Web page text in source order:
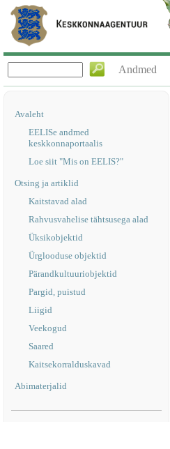
Andmed
Avaleht
EELISe andmed
keskkonnaportaalis
Loe siit "Mis on EELIS?"
Otsing ja artiklid
Kaitstavad alad
Rahvusvahelise tähtsusega alad
Üksikobjektid
Ürglooduse objektid
Pärandkultuuriobjektid
Pargid, puistud
Liigid
Veekogud
Saared
Kaitsekorralduskavad
Abimaterjalid